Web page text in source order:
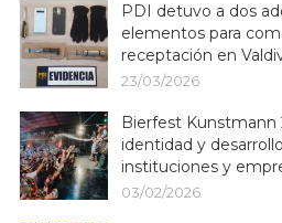
PDI detuvo a dos
elementos para
receptación en
23/03/2026
Bierfest Kunstmann
identidad y
instituciones y
03/02/2026